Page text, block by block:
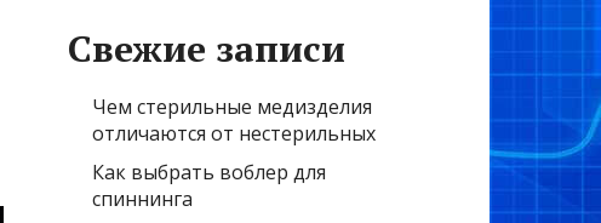
Свежие записи
Чем стерильные медизделия
отличаются от нестерильных
Как выбрать воблер для
спиннинга